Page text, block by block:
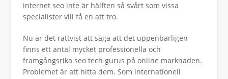
internet seo inte är hälften så svårt som vissa
specialister vill få en att tro.
Nu är det rättvist att säga att det uppenbarligen
finns ett antal mycket professionella och
framgångsrika seo tech gurus på online marknaden.
Problemet är att hitta dem. Som internationell